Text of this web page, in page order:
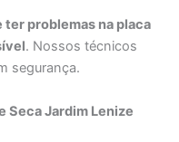
problemas na placa
. Nossos técnicos
segurança.
Seca Jardim Lenize